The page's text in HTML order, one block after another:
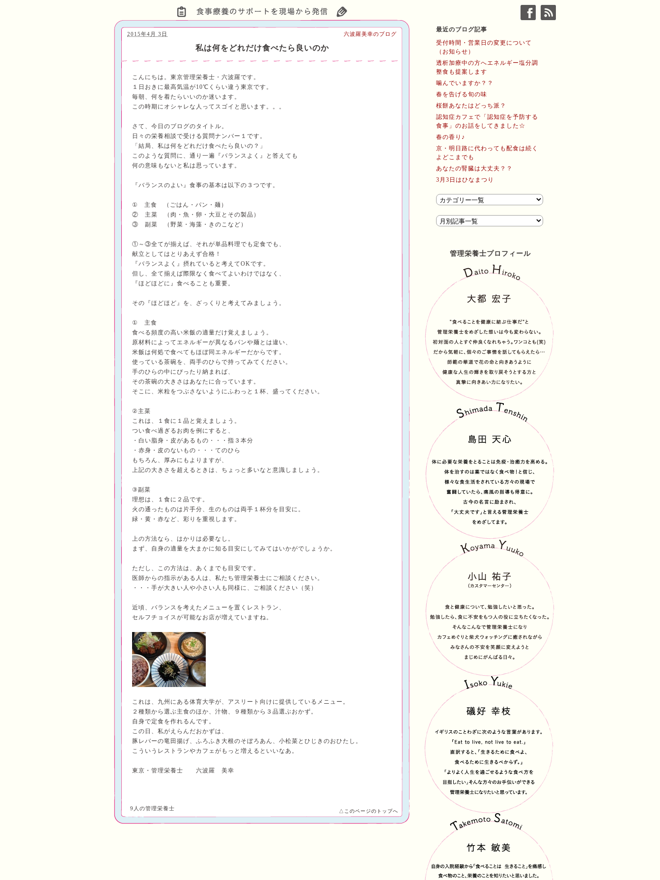
私は何をどれだけ食べたら良いのか
2015年4月 3日 六波羅美幸のブログ
こんにちは。東京管理栄養士・六波羅です。
１日おきに最高気温が10℃くらい違う東京です。
毎朝、何を着たらいいのか迷います。
この時期にオシャレな人ってスゴイと思います。。。
さて、今日のブログのタイトル。
日々の栄養相談で受ける質問ナンバー１です。
「結局、私は何をどれだけ食べたら良いの？」
このような質問に、通り一遍『バランスよく』と答えても
何の意味もないと私は思っています。
『バランスのよい』食事の基本は以下の３つです。
① 主食 （ごはん・パン・麺）
② 主菜 （肉・魚・卵・大豆とその製品）
③ 副菜 （野菜・海藻・きのこなど）
①～③全てが揃えば、それが単品料理でも定食でも、
献立としてはとりあえず合格！
『バランスよく』摂れていると考えてOKです。
但し、全て揃えば際限なく食べてよいわけではなく、
『ほどほどに』食べることも重要。
その『ほどほど』を、ざっくりと考えてみましょう。
① 主食
食べる頻度の高い米飯の適量だけ覚えましょう。
原材料によってエネルギーが異なるパンや麺とは違い、
米飯は何処で食べてもほぼ同エネルギーだからです。
使っている茶碗を、両手のひらで持ってみてください。
手のひらの中にぴったり納まれば、
その茶碗の大きさはあなたに合っています。
そこに、米粒をつぶさないようにふわっと１杯、盛ってください。
②主菜
これは、１食に１品と覚えましょう。
つい食べ過ぎるお肉を例にすると、
・白い脂身・皮があるもの・・・指３本分
・赤身・皮のないもの・・・てのひら
もちろん、厚みにもよりますが、
上記の大きさを超えるときは、ちょっと多いなと意識しましょう。
③副菜
理想は、１食に２品です。
火の通ったものは片手分、生のものは両手１杯分を目安に。
緑・黄・赤など、彩りを重視します。
上の方法なら、はかりは必要なし。
まず、自身の適量を大まかに知る目安にしてみてはいかがでしょうか。
ただし、この方法は、あくまでも目安です。
医師からの指示がある人は、私たち管理栄養士にご相談ください。
・・・手が大きい人や小さい人も同様に、ご相談ください（笑）
近頃、バランスを考えたメニューを置くレストラン、
セルフチョイスが可能なお店が増えていますね。
これは、九州にある体育大学が、アスリート向けに提供しているメニュー。
２種類から選ぶ主食のほか、汁物、９種類から３品選ぶおかず。
自身で定食を作れるんです。
この日、私がえらんだおかずは、
豚レバーの竜田揚げ、ふろふき大根のそぼろあん、小松菜とひじきのおひたし。
こういうレストランやカフェがもっと増えるといいなあ。
東京・管理栄養士 六波羅 美幸
9人の管理栄養士 △このページのトップへ
最近のブログ記事
受付時間・営業日の変更について
（お知らせ）
透析加療中の方へエネルギー塩分調
整食も提案します
噛んでいますか？？
春を告げる旬の味
桜餅あなたはどっち派？
認知症カフェで「認知症を予防する
食事」のお話をしてきました☆
春の香り♪
京・明日路に代わっても配食は続く
よどこまでも
あなたの腎臓は大丈夫？？
3月3日はひなまつり
管理栄養士プロフィール